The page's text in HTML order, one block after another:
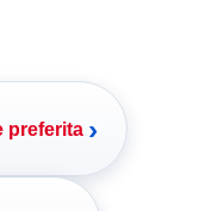
preferita ›